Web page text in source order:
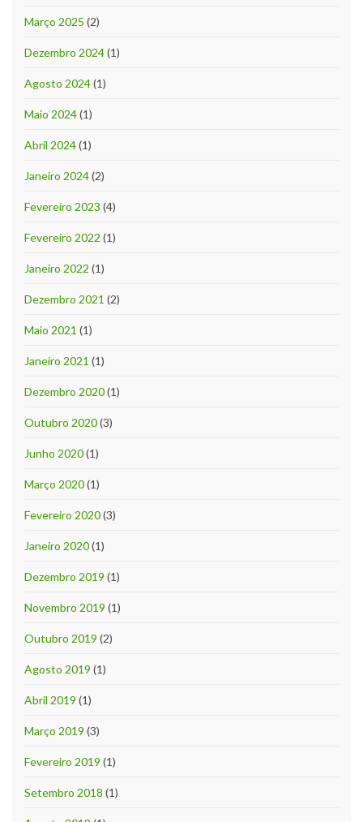
Março 2025 (2)
Dezembro 2024(1)
Agosto 2024(1)
Maio 2024(1)
Abril 2024(1)
Janeiro 2024(2)
Fevereiro 2023 (4)
Fevereiro 2022 (1)
Janeiro 2022 (1)
Dezembro 2021 (2)
Maio 2021 (1)
Janeiro 2021 (1)
Dezembro 2020(1)
Outubro 2020(3)
Junho 2020(1)
Março 2020(1)
Fevereiro 2020(3)
Janeiro 2020(1)
Dezembro 2019 (1)
Novembro 2019 (1)
Outubro 2019 (2)
Agosto 2019 (1)
Abril 2019 (1)
Março 2019 (3)
Fevereiro 2019 (1)
Setembro 2018 (1)